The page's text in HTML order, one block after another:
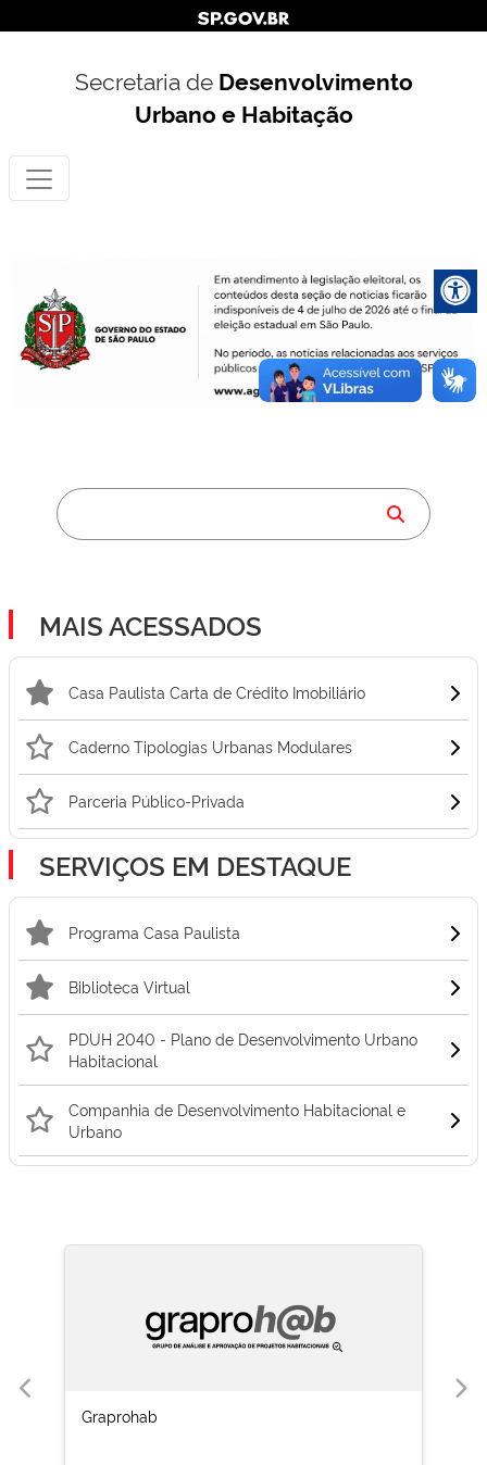
Secretaria de Desenvolvimento
Urbano e Habitação
MAIS ACESSADOS
Casa Paulista Carta de Crédito Imobiliário
Caderno Tipologias Urbanas Modulares
Parceria Público-Privada
SERVIÇOS EM DESTAQUE
Programa Casa Paulista
Biblioteca Virtual
PDUH 2040 - Plano de Desenvolvimento Urbano
Habitacional
Companhia de Desenvolvimento Habitacional e
Urbano
Graprohab